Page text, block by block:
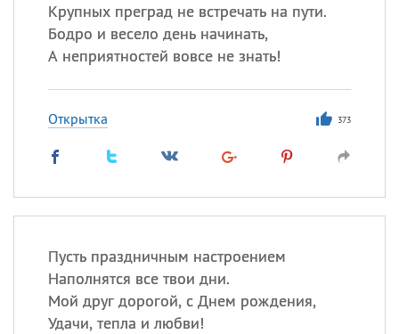
Крупных преград не встречать на пути.
Бодро и весело день начинать,
А неприятностей вовсе не знать!
Открытка 373
Пусть праздничным настроением
Наполнятся все твои дни.
Мой друг дорогой, с Днем рождения,
Удачи, тепла и любви!